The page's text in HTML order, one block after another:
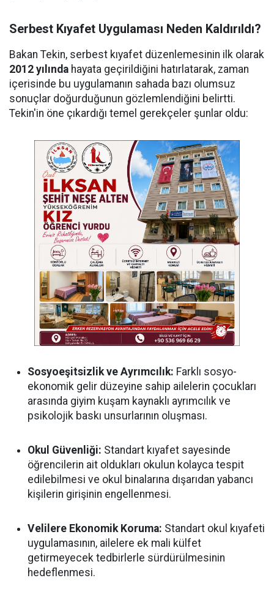
Serbest Kıyafet Uygulaması Neden Kaldırıldı?
Bakan Tekin, serbest kıyafet düzenlemesinin ilk olarak
2012 yılında hayata geçirildiğini hatırlatarak, zaman
içerisinde bu uygulamanın sahada bazı olumsuz
sonuçlar doğurduğunun gözlemlendiğini belirtti.
Tekin'in öne çıkardığı temel gerekçeler şunlar oldu:
Sosyoeşitsizlik ve Ayrımcılık: Farklı sosyo-
ekonomik gelir düzeyine sahip ailelerin çocukları
arasında giyim kuşam kaynaklı ayrımcılık ve
psikolojik baskı unsurlarının oluşması.
Okul Güvenliği: Standart kıyafet sayesinde
öğrencilerin ait oldukları okulun kolayca tespit
edilebilmesi ve okul binalarına dışarıdan yabancı
kişilerin girişinin engellenmesi.
Velilere Ekonomik Koruma: Standart okul kıyafeti
uygulamasının, ailelere ek mali külfet
getirmeyecek tedbirlerle sürdürülmesinin
hedeflenmesi.